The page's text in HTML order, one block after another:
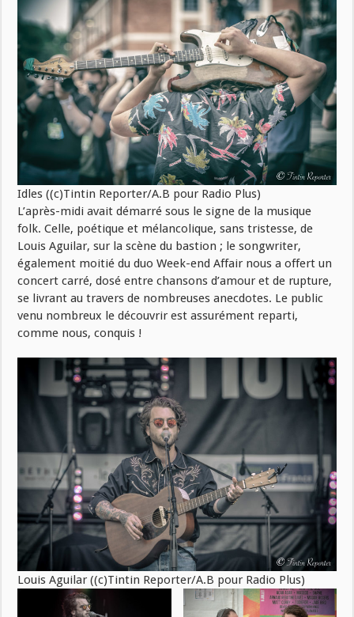
Idles ((c)Tintin Reporter/A.B pour Radio Plus)
L’après-midi avait démarré sous le signe de la musique
folk. Celle, poétique et mélancolique, sans tristesse, de
Louis Aguilar, sur la scène du bastion ; le songwriter,
également moitié du duo Week-end Affair nous a offert un
concert carré, dosé entre chansons d’amour et de rupture,
se livrant au travers de nombreuses anecdotes. Le public
venu nombreux le découvrir est assurément reparti,
comme nous, conquis !
Louis Aguilar ((c)Tintin Reporter/A.B pour Radio Plus)